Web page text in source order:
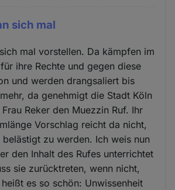
sich mal
mal vorstellen. Da kämpfen im
ihre Rechte und gegen diese
und werden drangsaliert bis
da genehmigt die Stadt Köln
Reker den Muezzin Ruf. Ihr
Vorschlag reicht da nicht,
zu werden. Ich weis nun
den Inhalt des Rufes unterrichtet
sie zurücktreten, wenn nicht,
es so schön: Unwissenheit